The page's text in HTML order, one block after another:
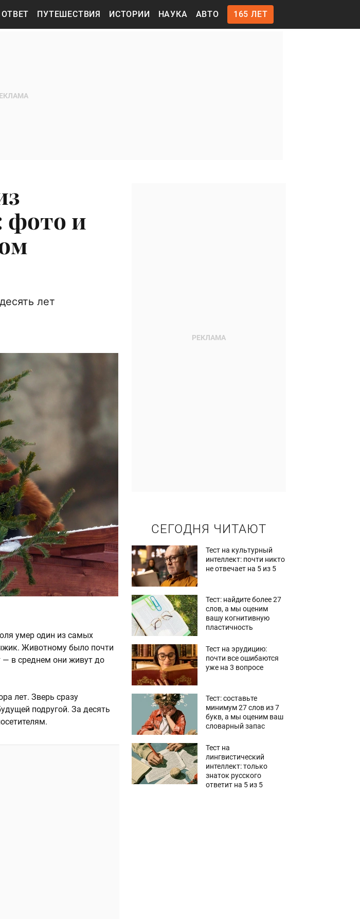
ПУТЕШЕСТВИЯ ИСТОРИИ НАУКА АВТО 165 ЛЕТ
фото и
лет
умер один из самых
Животному было почти
— в среднем они живут до
лет. Зверь сразу
подругой. За десять
СЕГОДНЯ ЧИТАЮТ
Тест на культурный
интеллект: почти никто
не отвечает на 5 из 5
Тест: найдите более 27
слов, а мы оценим
вашу когнитивную
пластичность
Тест на эрудицию:
почти все ошибаются
уже на 3 вопросе
Тест: составьте
минимум 27 слов из 7
букв, а мы оценим ваш
словарный запас
Тест на
лингвистический
интеллект: только
знаток русского
ответит на 5 из 5